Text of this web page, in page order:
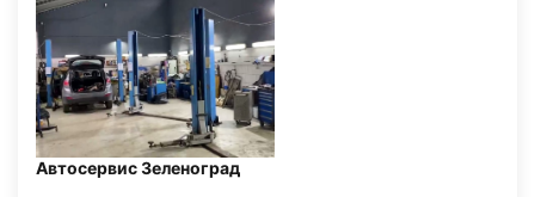
Автосервис Зеленоград